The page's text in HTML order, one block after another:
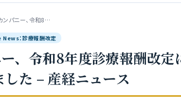
ンパニー、令和8…
：診療報酬改定
、令和8年度診療報酬改定
た – 産経ニュース